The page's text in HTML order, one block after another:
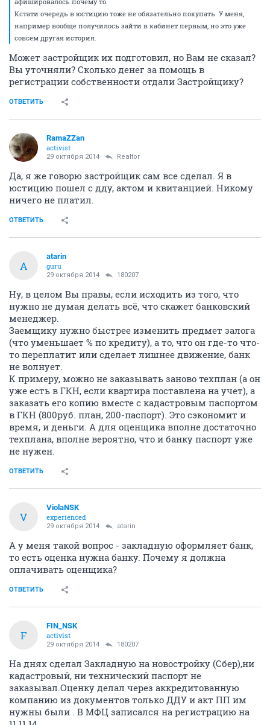
Кстати очередь в юстицию тоже не обязательно покупать. У меня,
например вообще получилось зайти в кабинет первым, но это уже
совсем другая история.
Может застройщик их подготовил, но Вам не сказал?
Вы уточняли? Сколько денег за помощь в
регистрации собственности отдали Застройщику?
ОТВЕТИТЬ
RamaZZan
activist
29 октября 2014 Realtor
Да, я же говорю застройщик сам все сделал. Я в
юстицию пошел с дду, актом и квитанцией. Никому
ничего не платил.
ОТВЕТИТЬ
A
atarin
guru
29 октября 2014 180207
Ну, в целом Вы правы, если исходить из того, что
нужно не думая делать всё, что скажет банковский
менеджер.
Заемщику нужно быстрее изменить предмет залога
(что уменьшает % по кредиту), а то, что он где-то что-
то переплатит или сделает лишнее движение, банк
не волнует.
К примеру, можно не заказывать заново техплан (а он
уже есть в ГКН, если квартира поставлена на учет), а
заказать его копию вместе с кадастровым паспортом
в ГКН (800руб. план, 200-паспорт). Это сэкономит и
время, и деньги. А для оценщика вполне достаточно
техплана, вполне вероятно, что и банку паспорт уже
не нужен.
ОТВЕТИТЬ
V
ViolaNSK
experienced
29 октября 2014 atarin
А у меня такой вопрос - закладную оформляет банк,
то есть оценка нужна банку. Почему я должна
оплачивать оценщика?
ОТВЕТИТЬ
F
FIN_NSK
activist
29 октября 2014 180207
На днях сделал Закладную на новостройку (Сбер),ни
кадастровый, ни технический паспорт не
заказывал.Оценку делал через аккредитованную
компанию из документов только ДДУ и акт ПП им
нужны были . В МФЦ записался на регистрацию на